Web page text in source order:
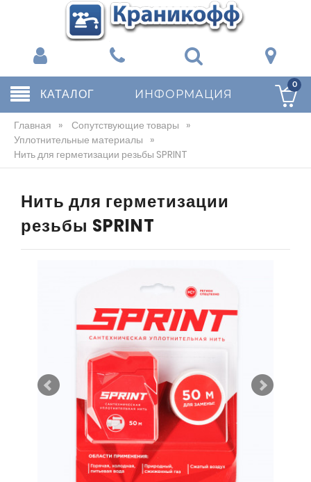
КАТАЛОГ ИНФОРМАЦИЯ
0
Главная » Сопутствующие товары »
Уплотнительные материалы »
Нить для герметизации резьбы SPRINT
Нить для герметизации
резьбы SPRINT